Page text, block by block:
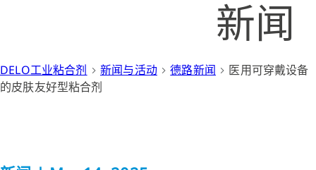
新闻
DELO工业粘合剂 新闻与活动 德路新闻
医用可穿戴设备
的皮肤友好型粘合剂